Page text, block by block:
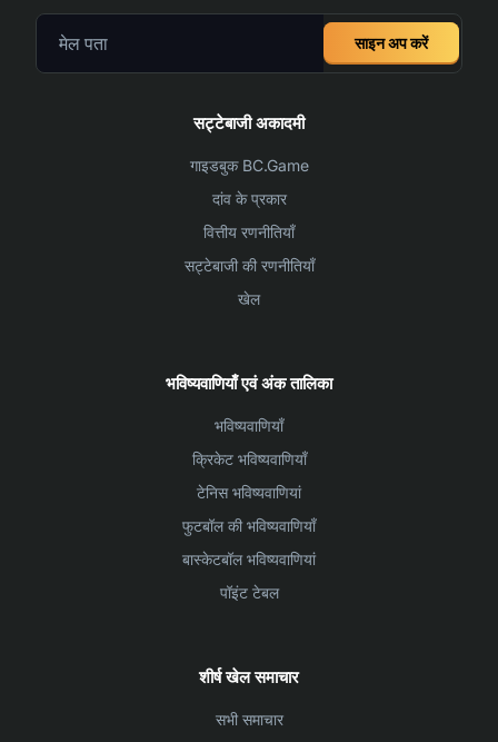
साइन अप करें
सट्टेबाजी अकादमी
गाइडबुक BC.Game
दांव के प्रकार
वित्तीय रणनीतियाँ
सट्टेबाजी की रणनीतियाँ
खेल
भविष्यवाणियाँ एवं अंक तालिका
भविष्यवाणियाँ
क्रिकेट भविष्यवाणियाँ
टेनिस भविष्यवाणियां
फुटबॉल की भविष्यवाणियाँ
बास्केटबॉल भविष्यवाणियां
पॉइंट टेबल
शीर्ष खेल समाचार
सभी समाचार